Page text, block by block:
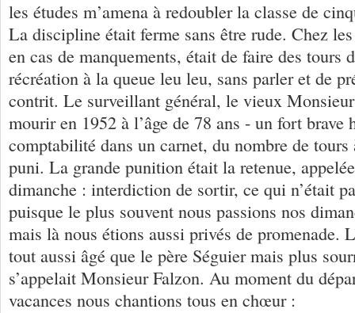
les études m’amena à redoubler la classe de
La discipline était ferme sans être rude. Chez
en cas de manquements, était de faire des tours
récréation à la queue leu leu, sans parler et de
contrit. Le surveillant général, le vieux
mourir en 1952 à l’âge de 78 ans - un fort brave
comptabilité dans un carnet, du nombre de tours
puni. La grande punition était la retenue,
dimanche : interdiction de sortir, ce qui n’était
puisque le plus souvent nous passions nos
mais là nous étions aussi privés de promenade.
tout aussi âgé que le père Séguier mais plus
s’appelait Monsieur Falzon. Au moment du
vacances nous chantions tous en chœur :